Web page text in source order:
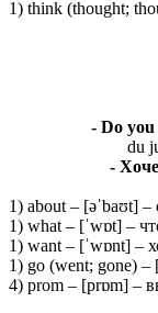
1) think (thought;
- Do
du
-
1) about – [əˈbaʊt] –
1) what – [ˈwɒt] –
1) want – [ˈwɒnt] –
1) go (went; gone) –
4) prom – [prɒm] –